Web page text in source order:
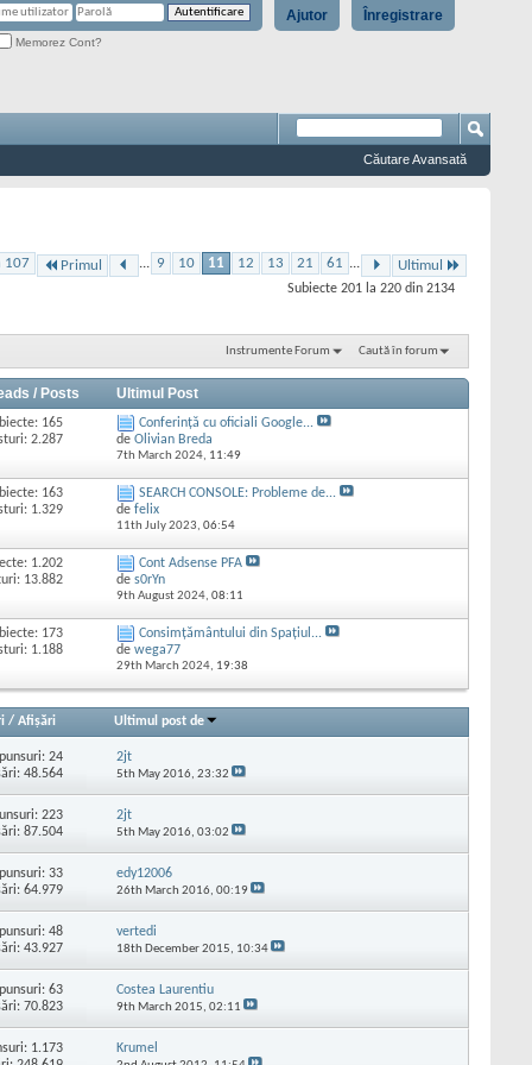
Înregistrare
Ajutor
Memorez Cont?
Căutare Avansată
107 Primul ... 9 10 11 12 13 21 61 ... Ultimul
Subiecte 201 la 220 din 2134
Instrumente Forum Caută în forum
/ Posts Ultimul Post
165
2.287
Conferință cu oficiali Google...
de Olivian Breda
7th March 2024, 11:49
163
1.329
SEARCH CONSOLE: Probleme de...
de felix
11th July 2023, 06:54
1.202
13.882
Cont Adsense PFA
de s0rYn
9th August 2024, 08:11
173
1.188
Consimțământului din Spațiul...
de wega77
29th March 2024, 19:38
/ Afişări Ultimul post de
24
48.564
2jt
5th May 2016, 23:32
223
87.504
2jt
5th May 2016, 03:02
33
64.979
edy12006
26th March 2016, 00:19
48
43.927
vertedi
18th December 2015, 10:34
63
70.823
Costea Laurentiu
9th March 2015, 02:11
1.173
Krumel